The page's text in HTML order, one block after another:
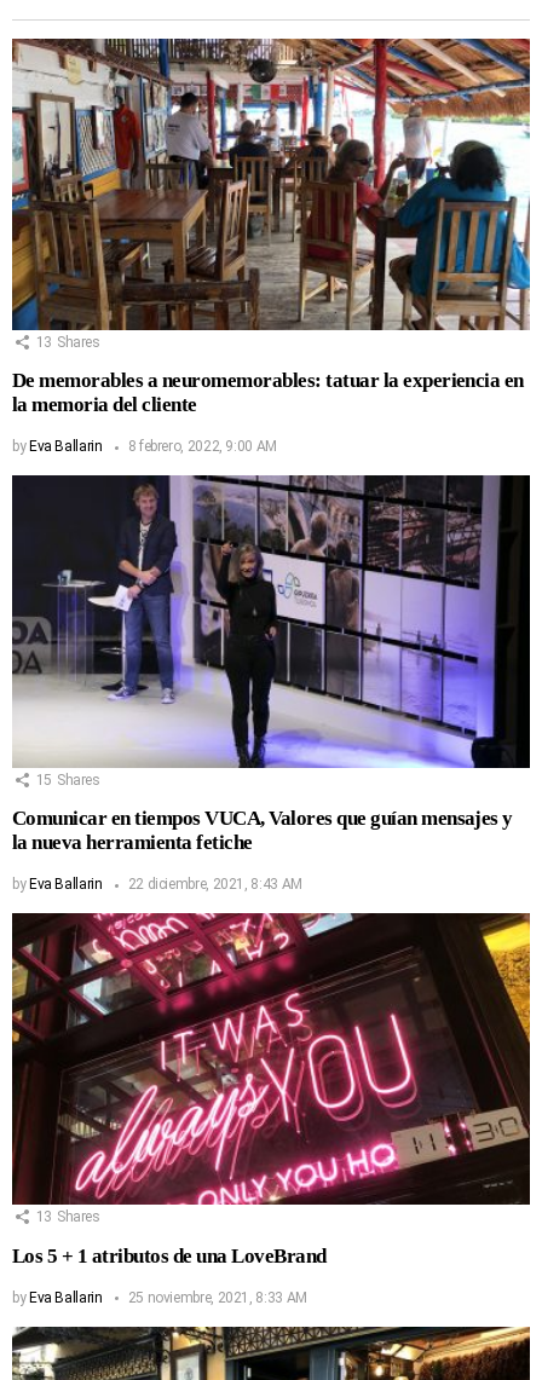
13 Shares
De memorables a neuromemorables: tatuar la experiencia en
la memoria del cliente
by Eva Ballarin 8 febrero, 2022, 9:00 AM
15 Shares
Comunicar en tiempos VUCA, Valores que guían mensajes y
la nueva herramienta fetiche
by Eva Ballarin 22 diciembre, 2021, 8:43 AM
13 Shares
Los 5 + 1 atributos de una LoveBrand
by Eva Ballarin 25 noviembre, 2021, 8:33 AM